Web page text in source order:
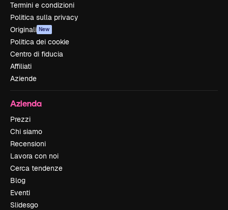
Termini e condizioni
Politica sulla privacy
Originali New
Politica dei cookie
Centro di fiducia
Affiliati
Aziende
Azienda
Prezzi
Chi siamo
Recensioni
Lavora con noi
Cerca tendenze
Blog
Eventi
Slidesgo